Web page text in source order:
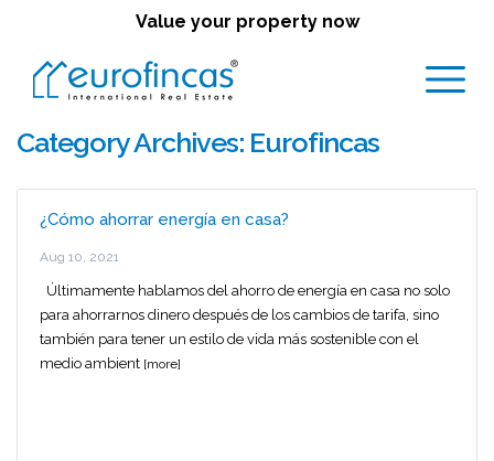
Value your property now
Category Archives: Eurofincas
¿Cómo ahorrar energía en casa?
Aug 10, 2021
Últimamente hablamos del ahorro de energía en casa no solo
para ahorrarnos dinero después de los cambios de tarifa, sino
también para tener un estilo de vida más sostenible con el
medio ambient [more]